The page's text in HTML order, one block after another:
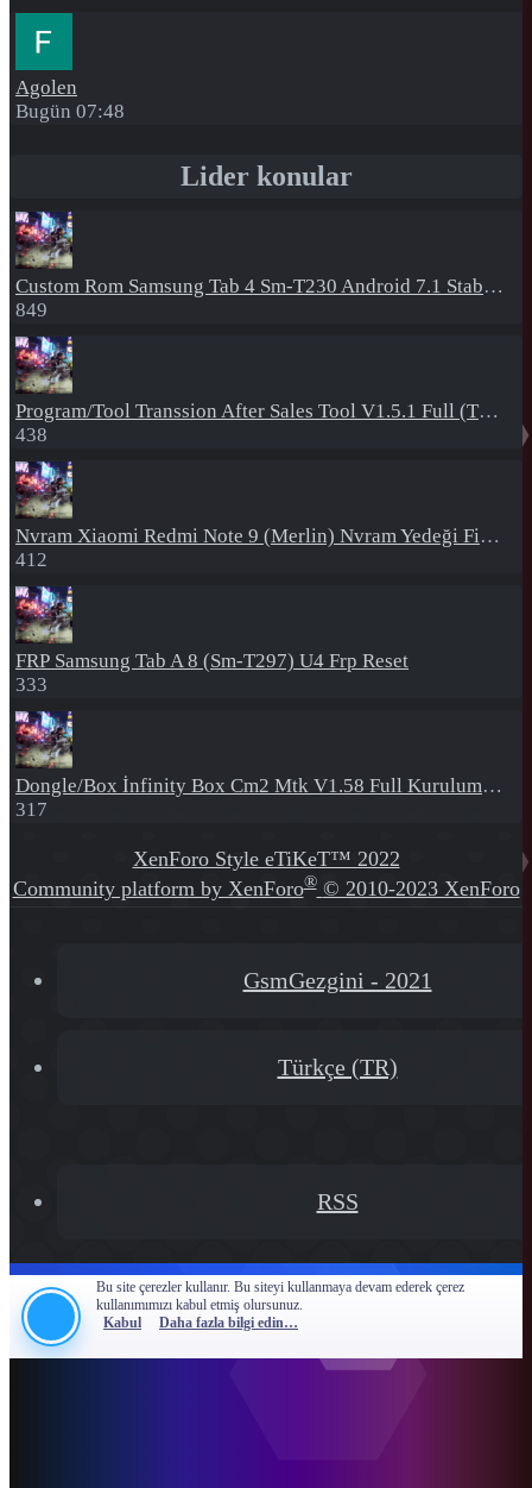
Agolen
Bugün 07:48
Lider konular
Custom Rom Samsung Tab 4 Sm-T230 Android 7.1 Stabil Eba Destekli Yazılım
849
Program/Tool Transsion After Sales Tool V1.5.1 Full (Tüm Mtk Işlemcili Cihazları Meta Moda Alma)
438
Nvram Xiaomi Redmi Note 9 (Merlin) Nvram Yedeği Fix Nv By Dft Pro
412
FRP Samsung Tab A 8 (Sm-T297) U4 Frp Reset
333
Dongle/Box İnfinity Box Cm2 Mtk V1.58 Full Kurulum+Crack
317
XenForo Style eTiKeT™ 2022
Community platform by XenForo® © 2010-2023 XenForo
GsmGezgini - 2021
Türkçe (TR)
RSS
Bu site çerezler kullanır. Bu siteyi kullanmaya devam ederek çerez
kullanımımızı kabul etmiş olursunuz.
Kabul
Daha fazla bilgi edin…